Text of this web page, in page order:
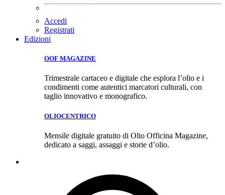
Accedi
Registrati
Edizioni
OOF MAGAZINE
Trimestrale cartaceo e digitale che esplora l’olio e i
condimenti come autentici marcatori culturali, con
taglio innovativo e monografico.
OLIOCENTRICO
Mensile digitale gratuito di Olio Officina Magazine,
dedicato a saggi, assaggi e storie d’olio.